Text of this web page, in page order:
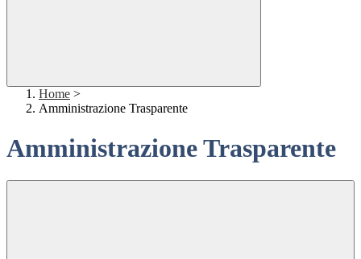
Home >
Amministrazione Trasparente
Amministrazione Trasparente